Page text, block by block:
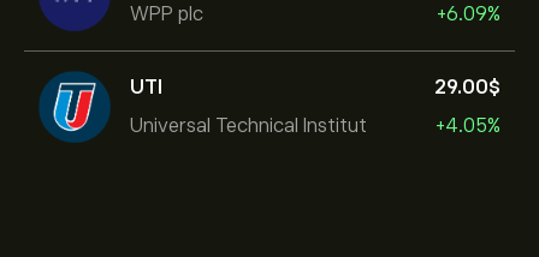
WPP plc
+6.09%
UTI
Universal Technical Institut
29.00‎$‎
+4.05%